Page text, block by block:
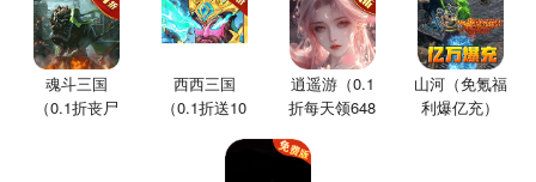
魂斗三国
（0.1折丧尸
西西三国
（0.1折送10
逍遥游（0.1
折每天领648
山河（免氪福
利爆亿充）